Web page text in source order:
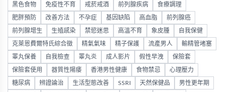
黑色食物 免疫性不育 戒菸戒酒 前列腺疾病 食療調理
肥胖預防 改善方法 不孕症 基因缺陷 高血脂 前列腺癌
前列腺增生 生殖感染 禁慾迷思 高溫不育 象皮腫 自我保健
克萊恩費爾特氏綜合徵 精氣氣味 精子保護 流產男人 輸精管堵塞
睪丸保養 自我檢查 睪丸炎 成人影片 假性早洩 保險套
保險套使用 器質性陽痿 香港男性健康 食物禁忌 心理壓力
糖尿病 辨證論治 生活型態改善 SSRI 天然保健品 男性更年期